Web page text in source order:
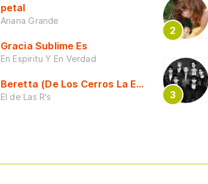
petal
Ariana Grande
Gracia Sublime Es
En Espiritu Y En Verdad
Beretta (De Los Cerros La Escuela)
El de Las R's